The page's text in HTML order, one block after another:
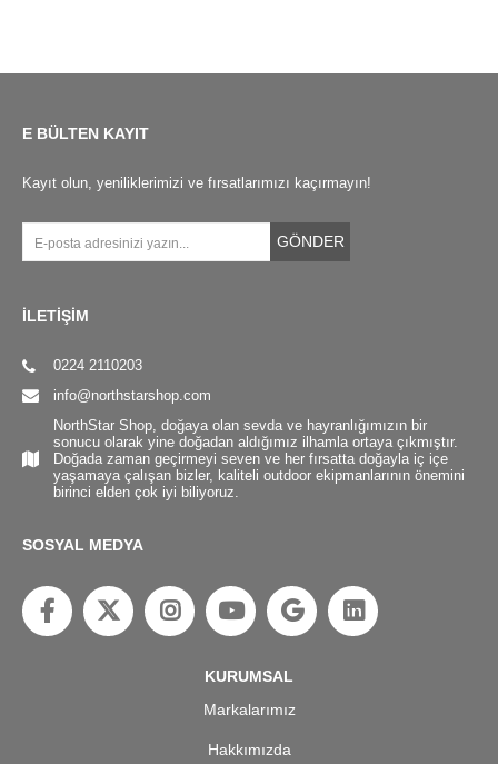
E BÜLTEN KAYIT
Kayıt olun, yeniliklerimizi ve fırsatlarımızı kaçırmayın!
GÖNDER
İLETİŞİM
0224 2110203
info@northstarshop.com
NorthStar Shop, doğaya olan sevda ve hayranlığımızın bir
sonucu olarak yine doğadan aldığımız ilhamla ortaya çıkmıştır.
Doğada zaman geçirmeyi seven ve her fırsatta doğayla iç içe
yaşamaya çalışan bizler, kaliteli outdoor ekipmanlarının önemini
birinci elden çok iyi biliyoruz.
SOSYAL MEDYA
KURUMSAL
Markalarımız
Hakkımızda